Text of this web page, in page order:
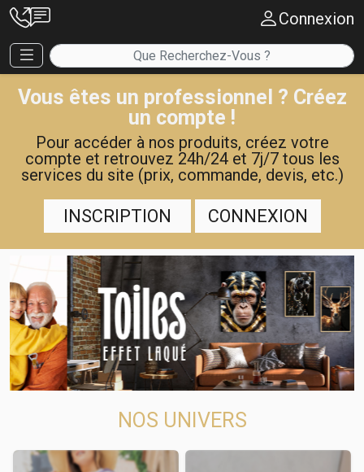
Connexion
Vous êtes un professionnel ? Créez
un compte !
Pour accéder à nos produits, créez votre
compte et retrouvez 24h/24 et 7j/7 tous les
services du site (prix, commande, devis, etc.)
INSCRIPTION CONNEXION
NOS UNIVERS